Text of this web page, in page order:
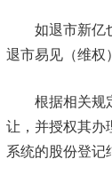
如退市新亿也
退市易见 （维
根据相关规定
让，并授权其办
系统的股份登记